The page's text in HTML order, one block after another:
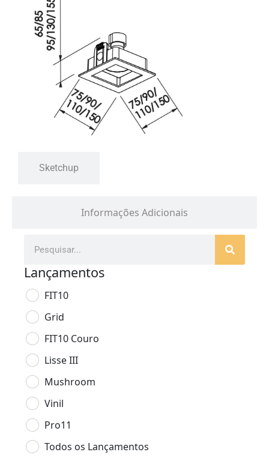
Informações Adicionais
Sketchup
Lançamentos
FIT10
Grid
FIT10 Couro
Lisse III
Mushroom
Vinil
Pro11
Todos os Lançamentos